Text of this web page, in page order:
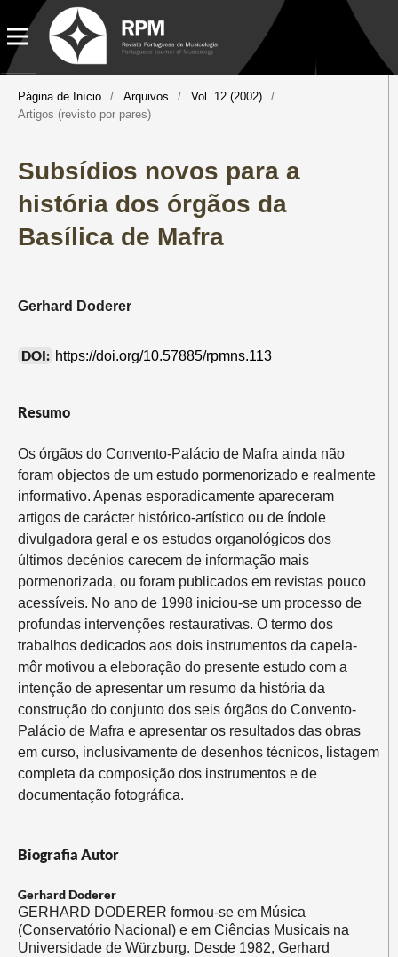
Página de Início / Arquivos / Vol. 12 (2002)
/
Artigos (revisto por pares)
Subsídios novos para a
história dos órgãos da
Basílica de Mafra
Gerhard Doderer
DOI: https://doi.org/10.57885/rpmns.113
Resumo
Os órgãos do Convento-Palácio de Mafra ainda não
foram objectos de um estudo pormenorizado e realmente
informativo. Apenas esporadicamente apareceram
artigos de carácter histórico-artístico ou de índole
divulgadora geral e os estudos organológicos dos
últimos decénios carecem de informação mais
pormenorizada, ou foram publicados em revistas pouco
acessíveis. No ano de 1998 iniciou-se um processo de
profundas intervenções restaurativas. O termo dos
trabalhos dedicados aos dois instrumentos da capela-
môr motivou a eleboração do presente estudo com a
intenção de apresentar um resumo da história da
construção do conjunto dos seis órgãos do Convento-
Palácio de Mafra e apresentar os resultados das obras
em curso, inclusivamente de desenhos técnicos, listagem
completa da composição dos instrumentos e de
documentação fotográfica.
Biografia Autor
Gerhard Doderer
GERHARD DODERER formou-se em Música
(Conservatório Nacional) e em Ciências Musicais na
Universidade de Würzburg. Desde 1982, Gerhard